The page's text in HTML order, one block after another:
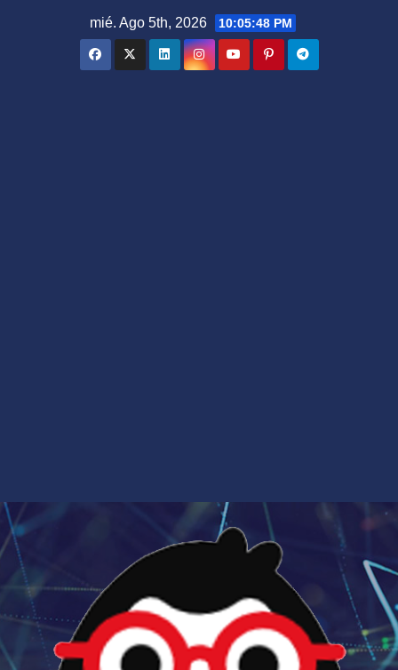
mié. Ago 5th, 2026 10:05:48 PM